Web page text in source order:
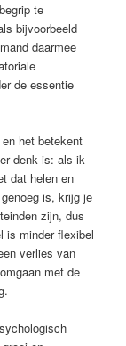
te
bijvoorbeeld
daarmee
de essentie
en het betekent
denk is: als ik
dat helen en
is, krijg je
zijn, dus
is minder flexibel
verlies van
met de